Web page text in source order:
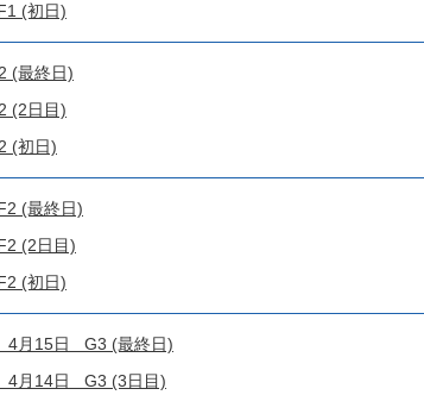
(初日)
(最終日)
(2日目)
(初日)
(最終日)
(2日目)
(初日)
4月15日 G3 (最終日)
4月14日 G3 (3日目)